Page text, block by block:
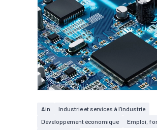
Ain
Industrie et services à l'industrie
Développement économique
Emploi,